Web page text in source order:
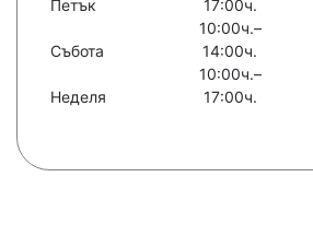
Петък
17:00ч.
Събота
10:00ч.–
14:00ч.
Неделя
10:00ч.–
17:00ч.